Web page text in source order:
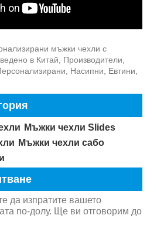
мъжки чехли с
в Китай, Производители,
Насипни, Евтини,
Мъжки чехли Slides
Мъжки чехли сабо
да изпратите вашето
по-долу. Ще ви отговорим до